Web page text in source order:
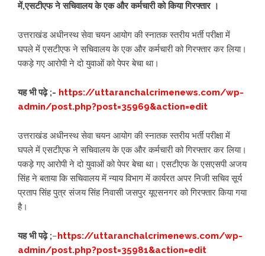
में,एसटीएफ ने सचिवालय के एक और कर्मचारी को किया गिरफ्तार ।
उत्तराखंड अधीनस्थ सेवा चयन आयोग की स्नातक स्तरीय भर्ती परीक्षा में
घपले में एसटीएफ ने सचिवालय के एक और कर्मचारी को गिरफ्तार कर लिया।
पकड़े गए आरोपी ने दो युवाओं को पेपर बेचा था।
यह भी पढ़े ;- https://uttaranchalcrimenews.com/wp-
admin/post.php?post=35969&action=edit
उत्तराखंड अधीनस्थ सेवा चयन आयोग की स्नातक स्तरीय भर्ती परीक्षा में
घपले में एसटीएफ ने सचिवालय के एक और कर्मचारी को गिरफ्तार कर लिया।
पकड़े गए आरोपी ने दो युवाओं को पेपर बेचा था। एसटीएफ के एसएसपी अजय
सिंह ने बताया कि सचिवालय में न्याय विभाग में कार्यरत अपर निजी सचिव सूर्य
प्रताप सिंह पुत्र संजय सिंह निवासी जसपुर यूएसनगर को गिरफ्तार किया गया
है।
यह भी पढ़े ;–https://uttaranchalcrimenews.com/wp-
admin/post.php?post=35981&action=edit